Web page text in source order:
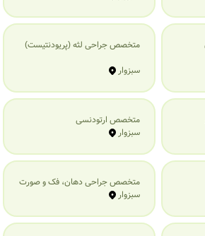
متخصص جراحی لثه (پریودنتیست)
سبزوار
متخصص ارتودنسی
سبزوار
متخصص جراحی دهان، فک و صورت
سبزوار